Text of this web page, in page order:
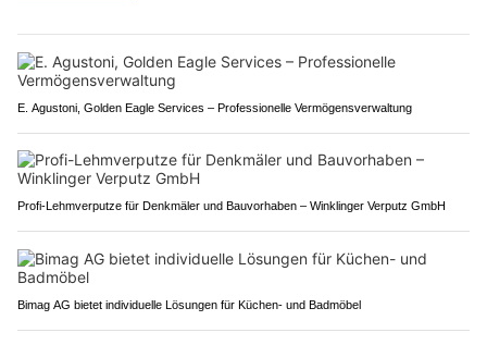
E. Agustoni, Golden Eagle Services – Professionelle Vermögensverwaltung
Profi-Lehmverputze für Denkmäler und Bauvorhaben – Winklinger Verputz GmbH
Bimag AG bietet individuelle Lösungen für Küchen- und Badmöbel